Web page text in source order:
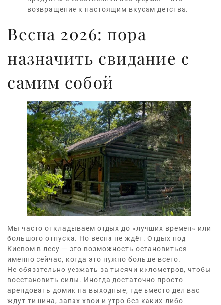
возвращение к настоящим вкусам детства.
Весна 2026: пора
назначить свидание с
самим собой
Мы часто откладываем отдых до «лучших времен» или
большого отпуска. Но весна не ждёт. Отдых под
Киевом в лесу — это возможность остановиться
именно сейчас, когда это нужно больше всего.
Не обязательно уезжать за тысячи километров, чтобы
восстановить силы. Иногда достаточно просто
арендовать домик на выходные, где вместо дел вас
ждут тишина, запах хвои и утро без каких-либо